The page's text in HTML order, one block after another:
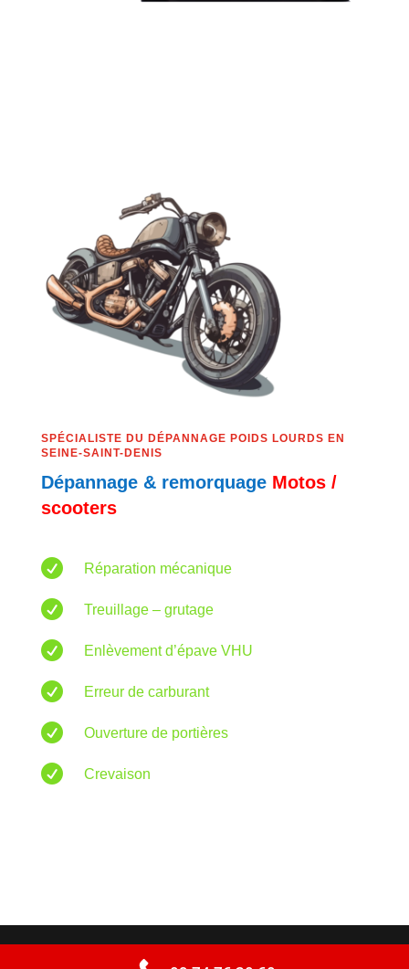
SPÉCIALISTE DU DÉPANNAGE POIDS LOURDS EN
SEINE-SAINT-DENIS
Dépannage & remorquage Motos /
scooters
 Réparation mécanique
 Treuillage – grutage
 Enlèvement d’épave VHU
 Erreur de carburant
 Ouverture de portières
 Crevaison